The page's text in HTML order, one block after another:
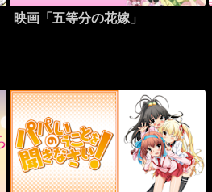
映画「五等分の花嫁」